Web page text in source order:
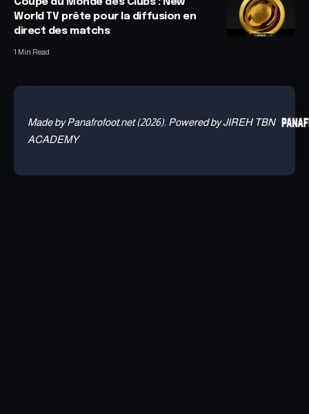
World TV prête pour la diffusion en
direct des matchs
1 Min Read
Made by Panafrofoot.net (2026). Powered by JIREH TBN
ACADEMY